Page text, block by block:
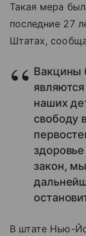
Такая мера
последние 27
Штатах,
Вакцины
наших
свободу
закон,
В штате Нью-